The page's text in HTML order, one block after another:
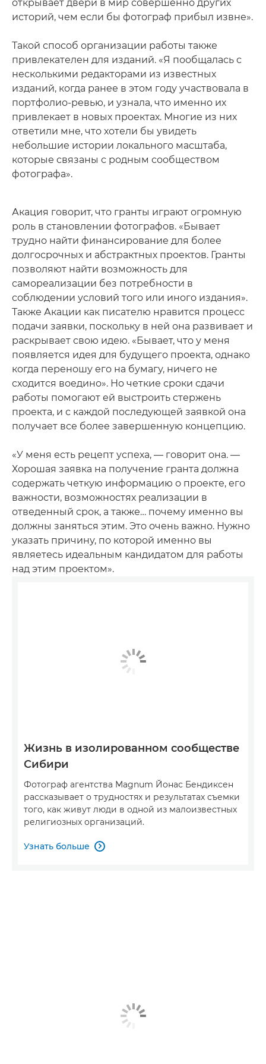
открывает двери в мир совершенно других
историй, чем если бы фотограф прибыл извне».
Такой способ организации работы также
привлекателен для изданий. «Я пообщалась с
несколькими редакторами из известных
изданий, когда ранее в этом году участвовала в
портфолио-ревью, и узнала, что именно их
привлекает в новых проектах. Многие из них
ответили мне, что хотели бы увидеть
небольшие истории локального масштаба,
которые связаны с родным сообществом
фотографа».
Акация говорит, что гранты играют огромную
роль в становлении фотографов. «Бывает
трудно найти финансирование для более
долгосрочных и абстрактных проектов. Гранты
позволяют найти возможность для
самореализации без потребности в
соблюдении условий того или иного издания».
Также Акации как писателю нравится процесс
подачи заявки, поскольку в ней она развивает и
раскрывает свою идею. «Бывает, что у меня
появляется идея для будущего проекта, однако
когда переношу его на бумагу, ничего не
сходится воедино». Но четкие сроки сдачи
работы помогают ей выстроить стержень
проекта, и с каждой последующей заявкой она
получает все более завершенную концепцию.
«У меня есть рецепт успеха, — говорит она. —
Хорошая заявка на получение гранта должна
содержать четкую информацию о проекте, его
важности, возможностях реализации в
отведенный срок, а также… почему именно вы
должны заняться этим. Это очень важно. Нужно
указать причину, по которой именно вы
являетесь идеальным кандидатом для работы
над этим проектом».
Жизнь в изолированном сообществе
Сибири
Фотограф агентства Magnum Йонас Бендиксен
рассказывает о трудностях и результатах съемки
того, как живут люди в одной из малоизвестных
религиозных организаций.
Узнать больше 